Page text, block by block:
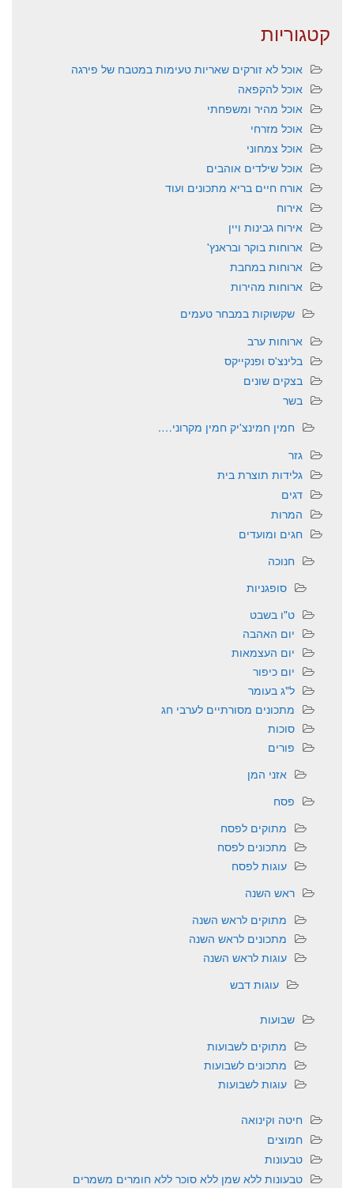
קטגוריות
אוכל לא זורקים שאריות טעימות במטבח של פירגה
אוכל להקפאה
אוכל מהיר ומשפחתי
אוכל מזרחי
אוכל צמחוני
אוכל שילדים אוהבים
אורח חיים בריא מתכונים ועוד
אירוח
אירוח גבינות ויין
ארוחות בוקר ובראנץ'
ארוחות במחבת
ארוחות מהירות
שקשוקות במבחר טעמים
ארוחות ערב
בלינצ'ס ופנקייקס
בצקים שונים
בשר
חמין חמינצ'יק חמין מקרוני….
גזר
גלידות תוצרת בית
דגים
המרות
חגים ומועדים
חנוכה
סופגניות
ט"ו בשבט
יום האהבה
יום העצמאות
יום כיפור
ל"ג בעומר
מתכונים מסורתיים לערבי חג
סוכות
פורים
אזני המן
פסח
מתוקים לפסח
מתכונים לפסח
עוגות לפסח
ראש השנה
מתוקים לראש השנה
מתכונים לראש השנה
עוגות לראש השנה
עוגות דבש
שבועות
מתוקים לשבועות
מתכונים לשבועות
עוגות לשבועות
חיטה וקינואה
חמוצים
טבעונות
טבעונות ללא שמן ללא סוכר ללא חומרים משמרים